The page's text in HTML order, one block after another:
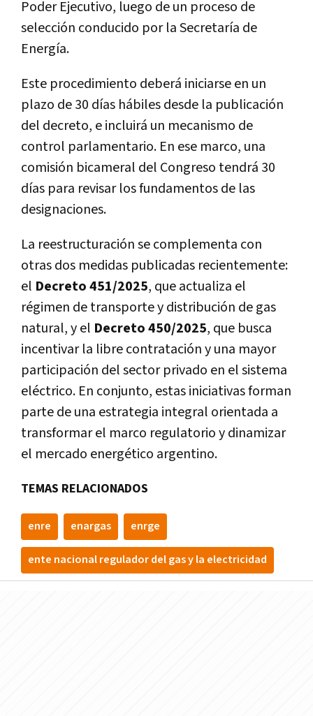
Poder Ejecutivo, luego de un proceso de
selección conducido por la Secretaría de
Energía.
Este procedimiento deberá iniciarse en un
plazo de 30 días hábiles desde la publicación
del decreto, e incluirá un mecanismo de
control parlamentario. En ese marco, una
comisión bicameral del Congreso tendrá 30
días para revisar los fundamentos de las
designaciones.
La reestructuración se complementa con
otras dos medidas publicadas recientemente:
el Decreto 451/2025, que actualiza el
régimen de transporte y distribución de gas
natural, y el Decreto 450/2025, que busca
incentivar la libre contratación y una mayor
participación del sector privado en el sistema
eléctrico. En conjunto, estas iniciativas forman
parte de una estrategia integral orientada a
transformar el marco regulatorio y dinamizar
el mercado energético argentino.
TEMAS RELACIONADOS
enre enargas enrge
ente nacional regulador del gas y la electricidad